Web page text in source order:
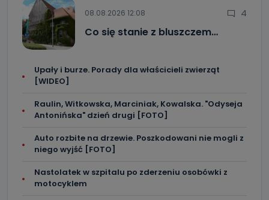
08.08.2026 12:08 4
Co się stanie z bluszczem…
Upały i burze. Porady dla właścicieli zwierząt
[WIDEO]
Raulin, Witkowska, Marciniak, Kowalska. "Odyseja
Antonińska" dzień drugi [FOTO]
Auto rozbite na drzewie. Poszkodowani nie mogli z
niego wyjść [FOTO]
Nastolatek w szpitalu po zderzeniu osobówki z
motocyklem